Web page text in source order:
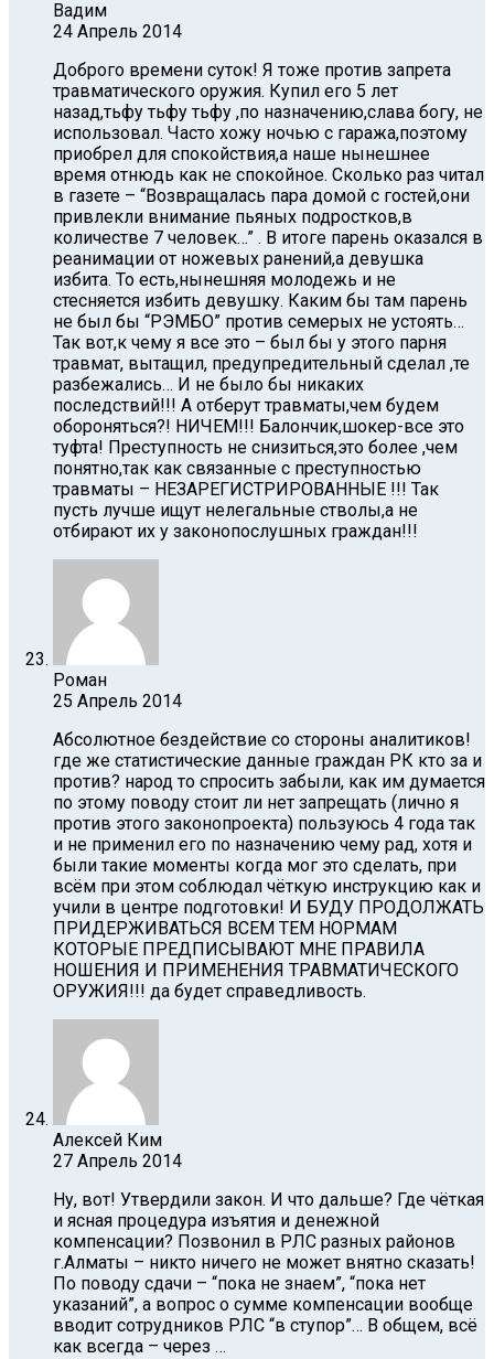
Вадим
24 Апрель 2014
Доброго времени суток! Я тоже против запрета
травматического оружия. Купил его 5 лет
назад,тьфу тьфу тьфу ,по назначению,слава богу, не
использовал. Часто хожу ночью с гаража,поэтому
приобрел для спокойствия,а наше нынешнее
время отнюдь как не спокойное. Сколько раз читал
в газете – “Возвращалась пара домой с гостей,они
привлекли внимание пьяных подростков,в
количестве 7 человек…” . В итоге парень оказался в
реанимации от ножевых ранений,а девушка
избита. То есть,нынешняя молодежь и не
стесняется избить девушку. Каким бы там парень
не был бы “РЭМБО” против семерых не устоять…
Так вот,к чему я все это – был бы у этого парня
травмат, вытащил, предупредительный сделал ,те
разбежались… И не было бы никаких
последствий!!! А отберут травматы,чем будем
обороняться?! НИЧЕМ!!! Балончик,шокер-все это
туфта! Преступность не снизиться,это более ,чем
понятно,так как связанные с преступностью
травматы – НЕЗАРЕГИСТРИРОВАННЫЕ !!! Так
пусть лучше ищут нелегальные стволы,а не
отбирают их у законопослушных граждан!!!
Роман
25 Апрель 2014
Абсолютное бездействие со стороны аналитиков!
где же статистические данные граждан РК кто за и
против? народ то спросить забыли, как им думается
по этому поводу стоит ли нет запрещать (лично я
против этого законопроекта) пользуюсь 4 года так
и не применил его по назначению чему рад, хотя и
были такие моменты когда мог это сделать, при
всём при этом соблюдал чёткую инструкцию как и
учили в центре подготовки! И БУДУ ПРОДОЛЖАТЬ
ПРИДЕРЖИВАТЬСЯ ВСЕМ ТЕМ НОРМАМ
КОТОРЫЕ ПРЕДПИСЫВАЮТ МНЕ ПРАВИЛА
НОШЕНИЯ И ПРИМЕНЕНИЯ ТРАВМАТИЧЕСКОГО
ОРУЖИЯ!!! да будет справедливость.
Алексей Ким
27 Апрель 2014
Ну, вот! Утвердили закон. И что дальше? Где чёткая
и ясная процедура изъятия и денежной
компенсации? Позвонил в РЛС разных районов
г.Алматы – никто ничего не может внятно сказать!
По поводу сдачи – “пока не знаем”, “пока нет
указаний”, а вопрос о сумме компенсации вообще
вводит сотрудников РЛС “в ступор”… В общем, всё
как всегда – через …